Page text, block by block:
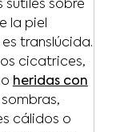
sutiles sobre
la piel
translúcida.
cicatrices,
heridas con
cálidos o